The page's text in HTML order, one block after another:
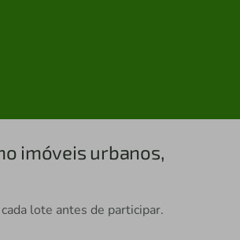
imóveis urbanos,
lote antes de participar.